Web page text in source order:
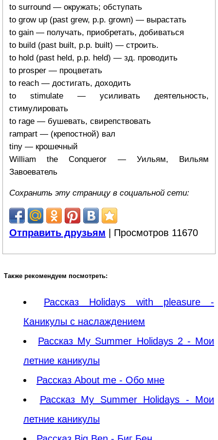
to surround — окружать; обступать
to grow up (past grew, p.p. grown) — вырастать
to gain — получать, приобретать, добиваться
to build (past built, p.p. built) — строить.
to hold (past held, p.p. held) — зд. проводить
to prosper — процветать
to reach — достигать, доходить
to stimulate — усиливать деятельность,
стимулировать
to rage — бушевать, свирепствовать
rampart — (крепостной) вал
tiny — крошечный
William the Conqueror — Уильям, Вильям
Завоеватель
Сохранить эту страницу в социальной сети:
Отправить друзьям | Просмотров 11670
Также рекомендуем посмотреть:
Рассказ Holidays with pleasure -
Каникулы с наслаждением
Рассказ My Summer Holidays 2 - Мои
летние каникулы
Рассказ About me - Обо мне
Рассказ My Summer Holidays - Мои
летние каникулы